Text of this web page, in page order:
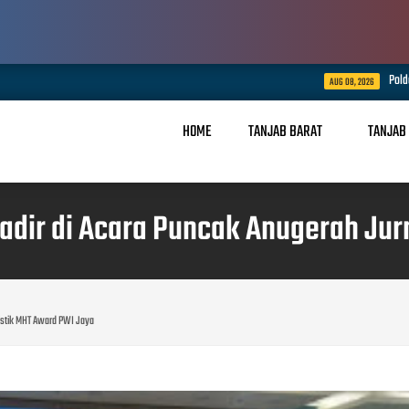
Polda Jambi Pastikan
HOME TANJAB BARAT
di Acara Puncak Anugerah
MHT Award PWI Jaya